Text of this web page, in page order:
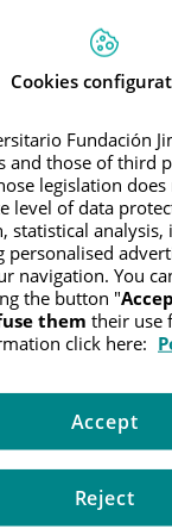
no visibles que
tiene de sí
. Estos cambios
y
guías actuales
de la calidad
cambios en el cabello,
Cookies
Fundación
and those of third
legislation
level of data
statistical
personalised
navigation. You
the button "
them their use
click here:
Reject
Accept